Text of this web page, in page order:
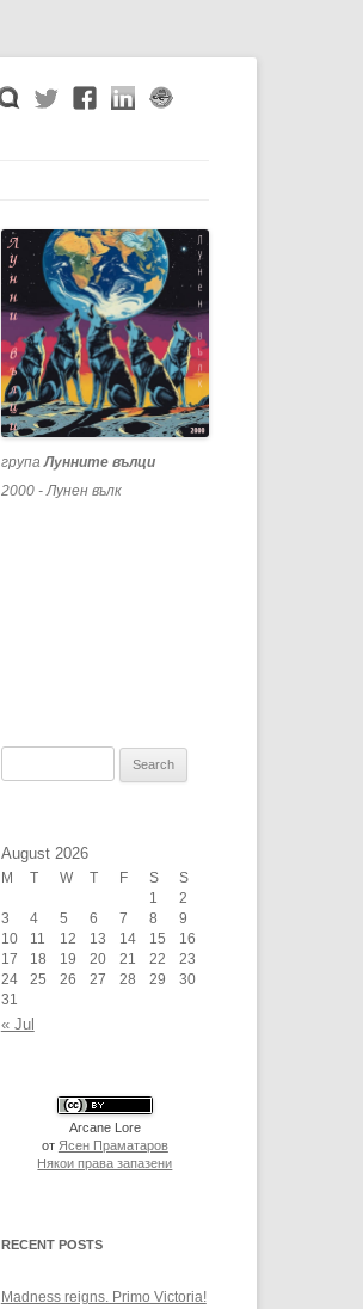
групаЛунните вълци
2000 - Лунен вълк
August 2026
M W F S
S
1
2
3
4 5 6 7 8
9
10
11 12 13 14 15
16
17
18 19 20 21 22
23
24
25 26 27 28 29
30
31
« Jul
Arcane Lore
от Ясен Праматаров
Някои права запазени
RECENT POSTS
Madness reigns. Primo Victoria!